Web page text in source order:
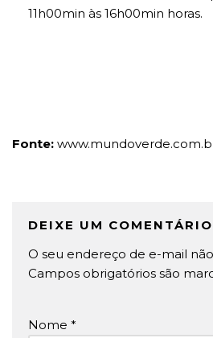
11h00min às 16h00min horas.
Fonte:
DEIXE UM COMENTÁRIO
O seu endereço de e-mail
Campos obrigatórios são
Nome *